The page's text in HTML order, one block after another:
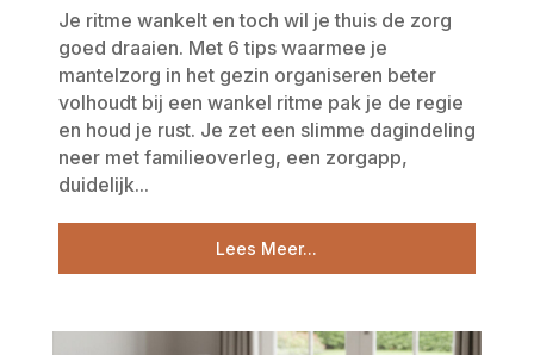
Je ritme wankelt en toch wil je thuis de zorg
goed draaien. Met 6 tips waarmee je
mantelzorg in het gezin organiseren beter
volhoudt bij een wankel ritme pak je de regie
en houd je rust. Je zet een slimme dagindeling
neer met familieoverleg, een zorgapp,
duidelijk...
Lees Meer...